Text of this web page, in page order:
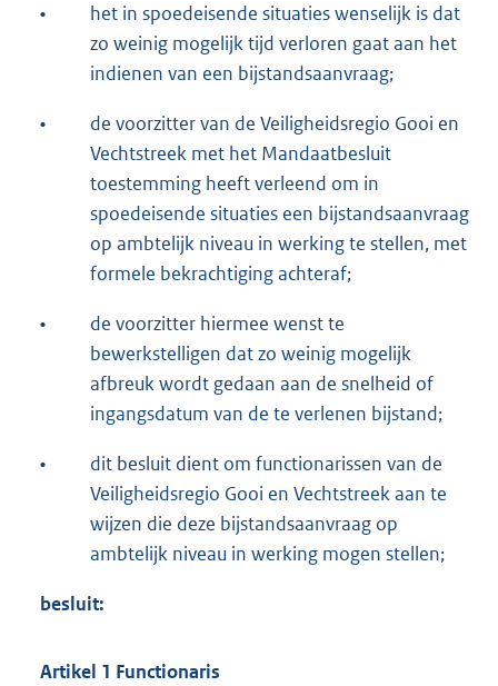
•
het in spoedeisende situaties wenselijk is dat
zo weinig mogelijk tijd verloren gaat aan het
indienen van een bijstandsaanvraag;
•
de voorzitter van de Veiligheidsregio Gooi en
Vechtstreek met het Mandaatbesluit
toestemming heeft verleend om in
spoedeisende situaties een bijstandsaanvraag
op ambtelijk niveau in werking te stellen, met
formele bekrachtiging achteraf;
•
de voorzitter hiermee wenst te
bewerkstelligen dat zo weinig mogelijk
afbreuk wordt gedaan aan de snelheid of
ingangsdatum van de te verlenen bijstand;
•
dit besluit dient om functionarissen van de
Veiligheidsregio Gooi en Vechtstreek aan te
wijzen die deze bijstandsaanvraag op
ambtelijk niveau in werking mogen stellen;
besluit:
Artikel 1 Functionaris